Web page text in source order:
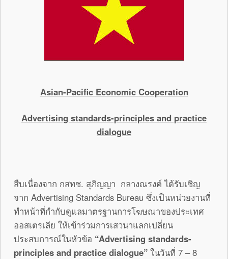
Asian-Pacific Economic Cooperation
Advertising standards-principles and practice
dialogue
สืบเนื่องจาก กสทช. สุภิญญา กลางณรงค์ ได้รับเชิญ
จาก Advertising Standards Bureau ซึ่งเป็นหน่วยงานที่
ทำหน้าที่กำกับดูแลมาตรฐานการโฆษณาของประเทศ
ออสเตรเลีย ให้เข้าร่วมการเสวนาแลกเปลี่ยน
ประสบการณ์ในหัวข้อ “Advertising standards-
principles and practice dialogue” ในวันที่ 7 – 8